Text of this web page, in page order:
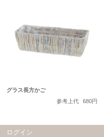
グラス長方かご
参考上代
680円
ログイン